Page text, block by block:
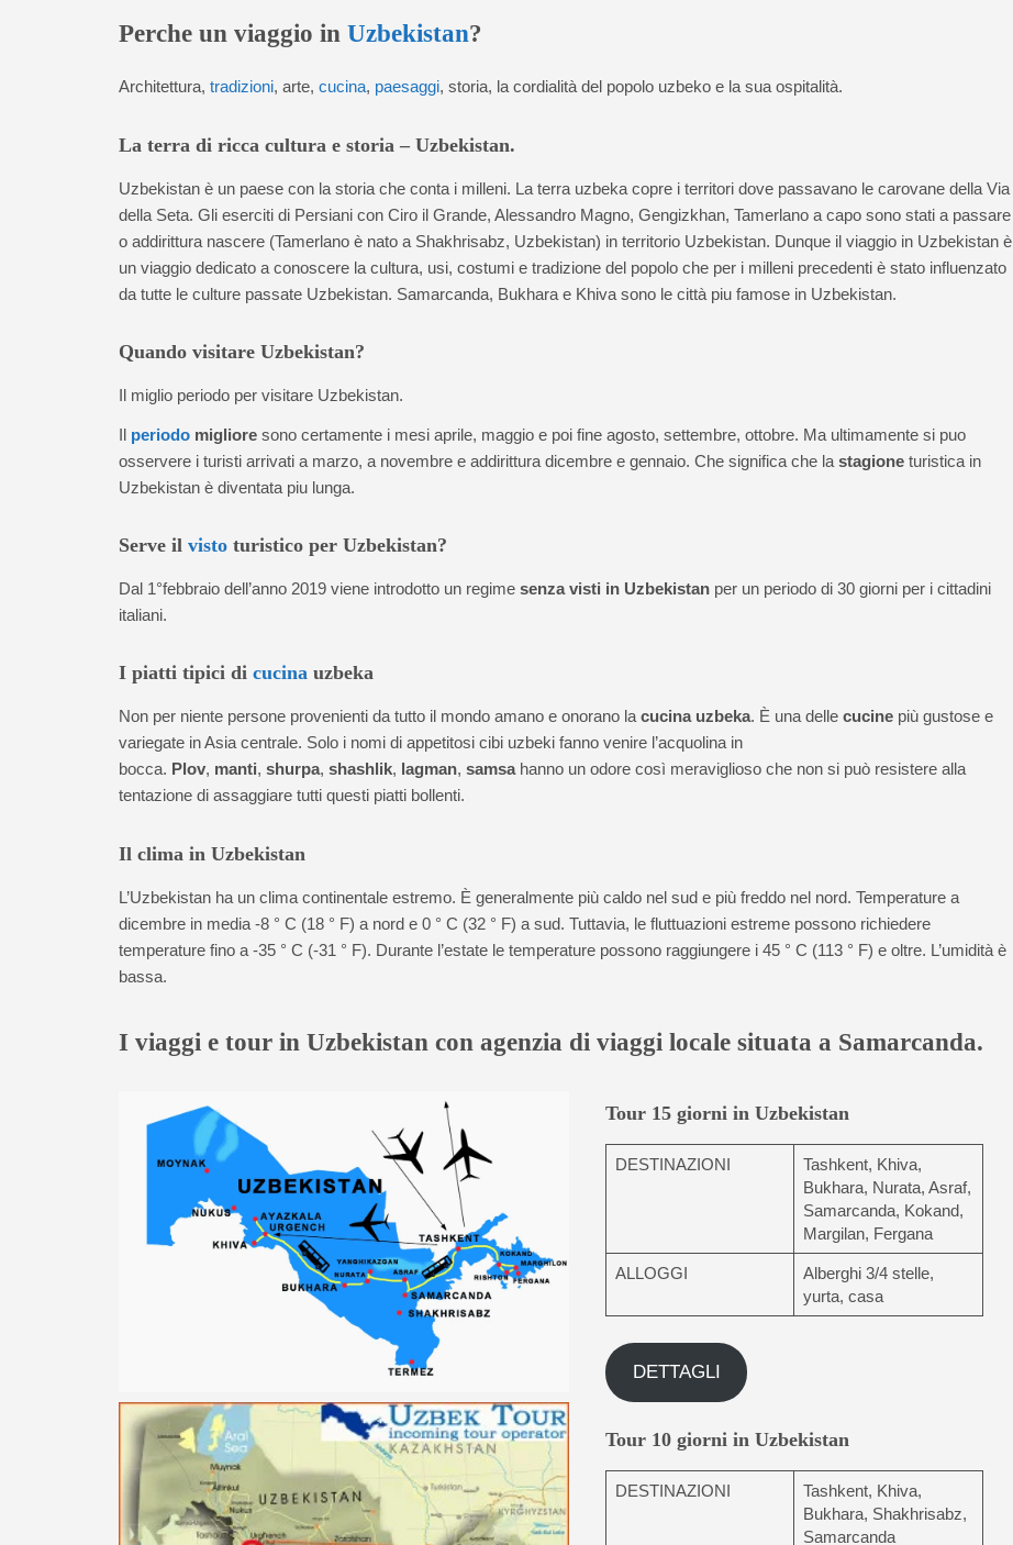
Perche un viaggio in Uzbekistan?
Architettura, tradizioni, arte, cucina, paesaggi, storia, la cordialità del popolo uzbeko e la sua ospitalità.
La terra di ricca cultura e storia – Uzbekistan.
Uzbekistan è un paese con la storia che conta i milleni. La terra uzbeka copre i territori dove passavano le carovane della Via
della Seta. Gli eserciti di Persiani con Ciro il Grande, Alessandro Magno, Gengizkhan, Tamerlano a capo sono stati a passare
o addirittura nascere (Tamerlano è nato a Shakhrisabz, Uzbekistan) in territorio Uzbekistan. Dunque il viaggio in Uzbekistan è
un viaggio dedicato a conoscere la cultura, usi, costumi e tradizione del popolo che per i milleni precedenti è stato influenzato
da tutte le culture passate Uzbekistan. Samarcanda, Bukhara e Khiva sono le città piu famose in Uzbekistan.
Quando visitare Uzbekistan?
Il miglio periodo per visitare Uzbekistan.
Il periodomiglioresono certamente i mesi aprile, maggio e poi fine agosto, settembre, ottobre. Ma ultimamente si puo
osservere i turisti arrivati a marzo, a novembre e addirittura dicembre e gennaio. Che significa che la stagioneturistica in
Uzbekistan è diventata piu lunga.
Serve il vistoturistico per Uzbekistan?
Dal 1°febbraio dell’anno 2019 viene introdotto un regime senza visti in Uzbekistanper un periodo di 30 giorni per i cittadini
italiani.
I piatti tipici di cucinauzbeka
Non per niente persone provenienti da tutto il mondo amano e onorano lacucina uzbeka. È una delle cucinepiù gustose e
variegate in Asia centrale. Solo i nomi di appetitosi cibi uzbeki fanno venire l’acquolina in
bocca. Plov, manti, shurpa, shashlik, lagman, samsahanno un odore così meraviglioso che non si può resistere alla
tentazione di assaggiare tutti questi piatti bollenti.
Il clima in Uzbekistan
L’Uzbekistan ha un clima continentale estremo. È generalmente più caldo nel sud e più freddo nel nord. Temperature a
dicembre in media -8 ° C (18 ° F) a nord e 0 ° C (32 ° F) a sud. Tuttavia, le fluttuazioni estreme possono richiedere
temperature fino a -35 ° C (-31 ° F). Durante l’estate le temperature possono raggiungere i 45 ° C (113 ° F) e oltre. L’umidità è
bassa.
I viaggi e tour in Uzbekistan con agenzia di viaggi locale situata a Samarcanda.
Tour 15 giorni in Uzbekistan
DESTINAZIONI
Tashkent, Khiva,
Bukhara, Nurata, Asraf,
Samarcanda, Kokand,
Margilan, Fergana
ALLOGGI
Alberghi 3/4 stelle,
yurta, casa
DETTAGLI
Tour 10 giorni in Uzbekistan
DESTINAZIONI
Tashkent, Khiva,
Bukhara, Shakhrisabz,
Samarcanda